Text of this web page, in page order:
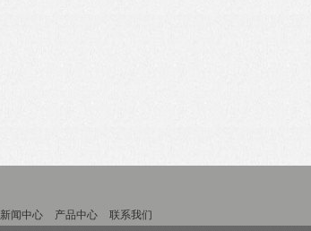
新闻中心 产品中心 联系我们